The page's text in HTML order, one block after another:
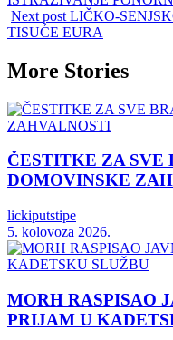
Next post LIČKO-
TISUĆE EURA
More Stories
ČESTITKE ZA
DOMOVINSKE
lickiputstipe
5. kolovoza 2026.
MORH RASPISAO
PRIJAM U